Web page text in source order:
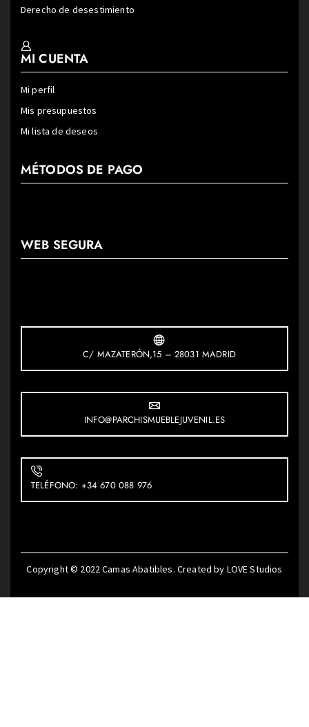
Derecho de desestimiento
MI CUENTA
Mi perfil
Mis presupuestos
Mi lista de deseos
MÉTODOS DE PAGO
WEB SEGURA
C/ MAZATERÓN,15 – 28031 MADRID
INFO@PARCHISMUEBLEJUVENIL.ES
TELÉFONO: +34 670 088 976
Copyright © 2022Camas Abatibles. Created by LOVE Studios